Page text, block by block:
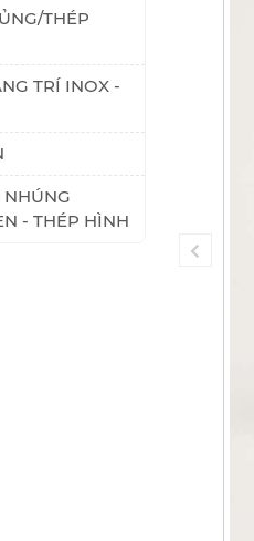
THÉP
TRÍ INOX -
NHÚNG
- THÉP HÌNH